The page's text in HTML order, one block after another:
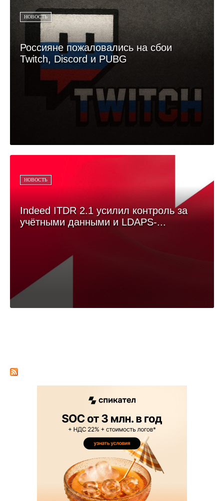
НОВОСТЬ
Россияне пожаловались на сбои
Twitch, Discord и PUBG
НОВОСТЬ
Indeed ITDR 2.1 усилил контроль за
учётными данными и LDAPS-...